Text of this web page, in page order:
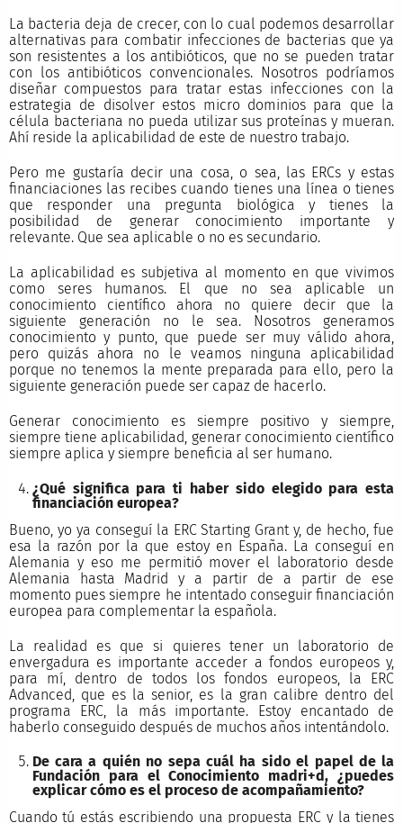
La bacteria deja de crecer, con lo cual podemos desarrollar
alternativas para combatir infecciones de bacterias que ya
son resistentes a los antibióticos, que no se pueden tratar
con los antibióticos convencionales. Nosotros podríamos
diseñar compuestos para tratar estas infecciones con la
estrategia de disolver estos micro dominios para que la
célula bacteriana no pueda utilizar sus proteínas y mueran.
Ahí reside la aplicabilidad de este de nuestro trabajo.
Pero me gustaría decir una cosa, o sea, las ERCs y estas
financiaciones las recibes cuando tienes una línea o tienes
que responder una pregunta biológica y tienes la
posibilidad de generar conocimiento importante y
relevante. Que sea aplicable o no es secundario.
La aplicabilidad es subjetiva al momento en que vivimos
como seres humanos. El que no sea aplicable un
conocimiento científico ahora no quiere decir que la
siguiente generación no le sea. Nosotros generamos
conocimiento y punto, que puede ser muy válido ahora,
pero quizás ahora no le veamos ninguna aplicabilidad
porque no tenemos la mente preparada para ello, pero la
siguiente generación puede ser capaz de hacerlo.
Generar conocimiento es siempre positivo y siempre,
siempre tiene aplicabilidad, generar conocimiento científico
siempre aplica y siempre beneficia al ser humano.
¿Qué significa para ti haber sido elegido para esta
financiación europea?
Bueno, yo ya conseguí la ERC Starting Grant y, de hecho, fue
esa la razón por la que estoy en España. La conseguí en
Alemania y eso me permitió mover el laboratorio desde
Alemania hasta Madrid y a partir de a partir de ese
momento pues siempre he intentado conseguir financiación
europea para complementar la española.
La realidad es que si quieres tener un laboratorio de
envergadura es importante acceder a fondos europeos y,
para mí, dentro de todos los fondos europeos, la ERC
Advanced, que es la senior, es la gran calibre dentro del
programa ERC, la más importante. Estoy encantado de
haberlo conseguido después de muchos años intentándolo.
De cara a quién no sepa cuál ha sido el papel de la
Fundación para el Conocimiento madri+d, ¿puedes
explicar cómo es el proceso de acompañamiento?
Cuando tú estás escribiendo una propuesta ERC y la tienes